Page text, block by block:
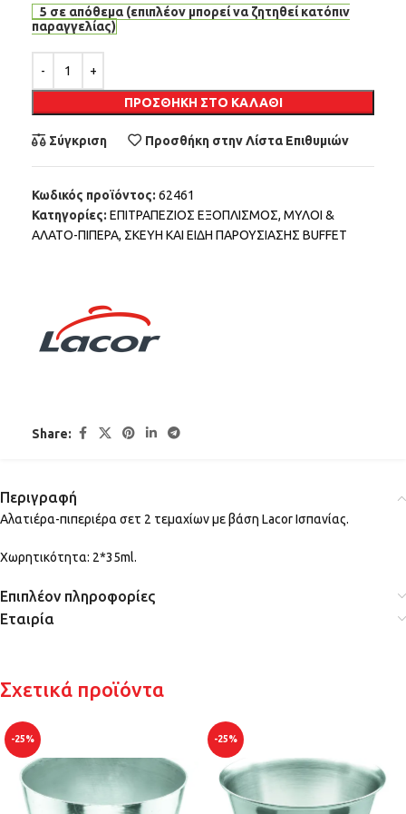
5 σε απόθεμα (επιπλέον μπορεί να ζητηθεί κατόπιν
παραγγελίας)
ΠΡΟΣΘΉΚΗ ΣΤΟ ΚΑΛΆΘΙ
Σύγκριση Προσθήκη στην Λίστα Επιθυμιών
Κωδικός προϊόντος: 62461
Κατηγορίες: ΕΠΙΤΡΑΠΕΖΙΟΣ ΕΞΟΠΛΙΣΜΟΣ, ΜΥΛΟΙ &
ΑΛΑΤΟ-ΠΙΠΕΡΑ, ΣΚΕΥΗ ΚΑΙ ΕΙΔΗ ΠΑΡΟΥΣΙΑΣΗΣ BUFFET
Share:
Περιγραφή
Αλατιέρα-πιπεριέρα σετ 2 τεμαχίων με βάση Lacor Ισπανίας.
Χωρητικότητα: 2*35ml.
Επιπλέον πληροφορίες
Εταιρία
Σχετικά προϊόντα
-25% -25%